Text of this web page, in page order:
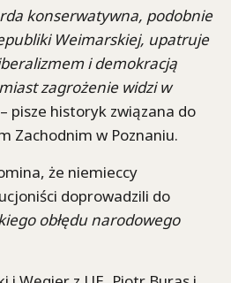
konserwatywna, podobnie
Weimarskiej, upatruje
i demokracją
zagrożenie widzi w
pisze historyk związana do
Zachodnim w Poznaniu.
że niemieccy
doprowadzili do
obłędu narodowego